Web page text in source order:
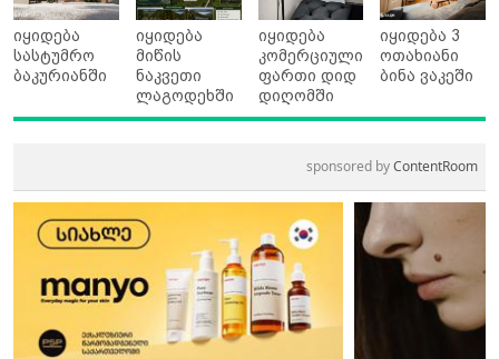
იყიდება
სასტუმრო
ბაკურიანში
იყიდება
მიწის
ნაკვეთი
ლაგოდეხში
იყიდება
კომერციული
ფართი დიდ
დიღომში
იყიდება 3
ოთახიანი
ბინა ვაკეში
sponsored byContentRoom